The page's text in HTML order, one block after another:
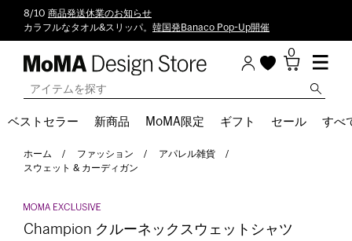
8/10 商品発送休業のお知らせ
カラフルなタオル&スリッパ。 韓国発Banaco Pop-Up開催
0
ベストセラー 新商品 MoMA限定 ギフト セール すべ
ホーム ファッション
アパレル雑貨
スウェット & カーディガン
Champion クルーネックスウェットシャツ